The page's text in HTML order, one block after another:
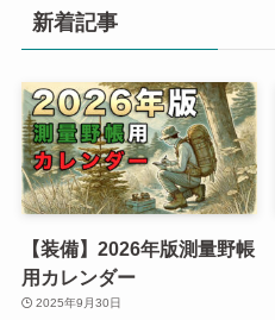
新着記事
【装備】2026年版測量野帳
用カレンダー
2025年9月30日